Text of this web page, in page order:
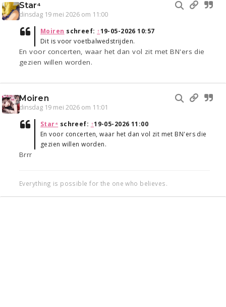
Star⁴
dinsdag 19 mei 2026 om 11:00
Moiren schreef: ↑19-05-2026 10:57
Dit is voor voetbalwedstrijden.
En voor concerten, waar het dan vol zit met BN'ers die
gezien willen worden.
Moiren
dinsdag 19 mei 2026 om 11:01
Star⁴ schreef: ↑19-05-2026 11:00
En voor concerten, waar het dan vol zit met BN'ers die
gezien willen worden.
Brrr
Everything is possible for the one who believes.